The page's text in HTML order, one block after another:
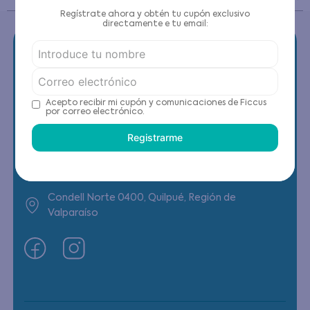
Contáctanos
(22) 6178818 - Compras Internet
Condell Norte 0400, Quilpué, Región de
Valparaíso
Regístrate ahora y obtén tu cupón exclusivo
directamente e tu email:
Acepto recibir mi cupón y comunicaciones de Ficcus
por correo electrónico.
Registrarme